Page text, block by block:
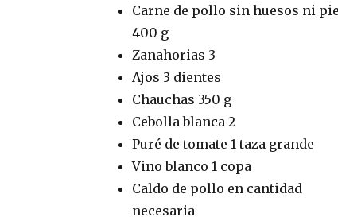
Carne de pollo sin huesos ni
400 g
Zanahorias 3
Ajos 3 dientes
Chauchas 350 g
Cebolla blanca 2
Puré de tomate 1 taza grande
Vino blanco 1 copa
Caldo de pollo en cantidad
necesaria